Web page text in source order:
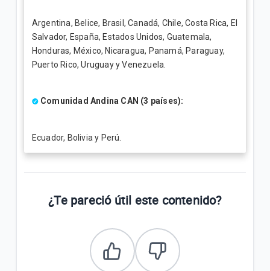
Argentina, Belice, Brasil, Canadá, Chile, Costa Rica, El
Salvador, España, Estados Unidos, Guatemala,
Honduras, México, Nicaragua, Panamá, Paraguay,
Puerto Rico, Uruguay y Venezuela.
Comunidad Andina CAN (3 países):
Ecuador, Bolivia y Perú.
¿Te pareció útil este contenido?